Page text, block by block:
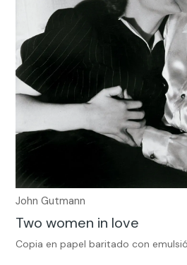
John Gutmann
Two women in love
Copia en papel baritado con